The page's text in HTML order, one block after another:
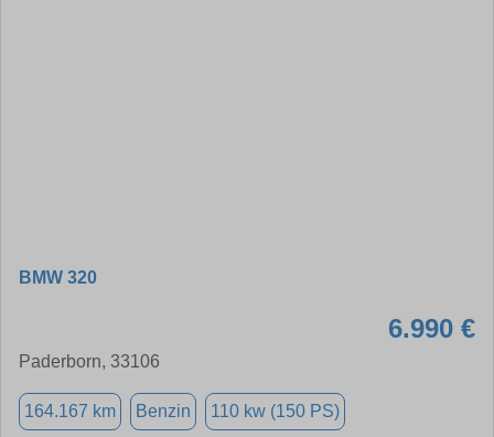
BMW 320
6.990 €
Paderborn, 33106
164.167 km Benzin 110 kw (150 PS)